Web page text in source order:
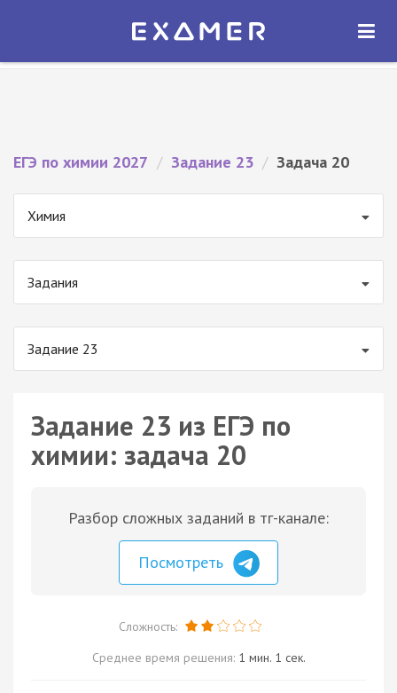
Экзамер — ЕГЭ 2027
ОТКРЫТЬ
ЕГЭ по химии 2027 / Задание 23 / Задача 20
Химия
Задания
Задание 23
Задание 23 из ЕГЭ по
химии: задача 20
Разбор сложных заданий в тг-канале:
Посмотреть
Сложность:
Среднее время решения: 1 мин. 1 сек.